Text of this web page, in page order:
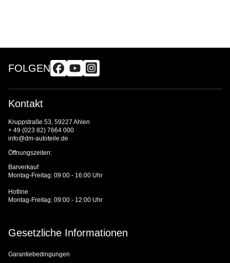
FOLGEN
Kontakt
Kruppstraße 53, 59227 Ahlen
+ 49 (023 82) 7664 000
info@dm-autoteile.de
Öffnungszeiten:
Barverkauf
Montag-Freitag: 09:00 - 16:00 Uhr
Hotline
Montag-Freitag: 09:00 - 12:00 Uhr
Gesetzliche Informationen
Garantiebedingungen